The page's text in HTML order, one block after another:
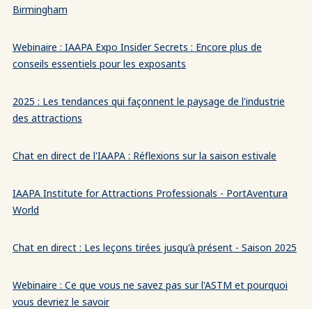
Birmingham
Webinaire : IAAPA Expo Insider Secrets : Encore plus de
conseils essentiels pour les exposants
2025 : Les tendances qui façonnent le paysage de l'industrie
des attractions
Chat en direct de l'IAAPA : Réflexions sur la saison estivale
IAAPA Institute for Attractions Professionals - PortAventura
World
Chat en direct : Les leçons tirées jusqu'à présent - Saison 2025
Webinaire : Ce que vous ne savez pas sur l'ASTM et pourquoi
vous devriez le savoir